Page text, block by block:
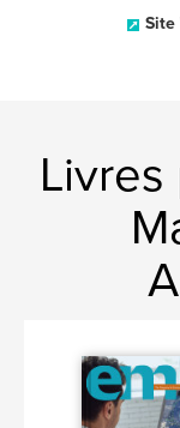
Site
Livres